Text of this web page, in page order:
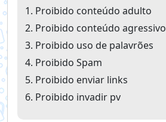
Proibido conteúdo adulto
Proibido conteúdo agressivo
Proibido uso de palavrões
Proibido Spam
Proibido enviar links
Proibido invadir pv